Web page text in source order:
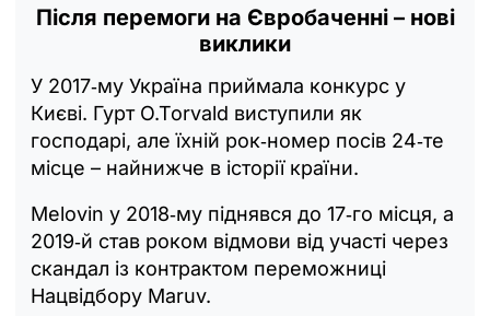
Після перемоги на Євробаченні – нові
виклики
У 2017‑му Україна приймала конкурс у
Києві. Гурт O.Torvald виступили як
господарі, але їхній рок‑номер посів 24‑те
місце – найнижче в історії країни.
Melovin у 2018‑му піднявся до 17‑го місця, а
2019‑й став роком відмови від участі через
скандал із контрактом переможниці
Нацвідбору Maruv.